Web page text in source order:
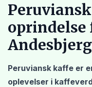
oprindelse
Peruviansk kaffe er
oplevelser i